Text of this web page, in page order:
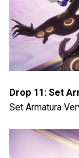
Drop 11: Set
Set Armatura